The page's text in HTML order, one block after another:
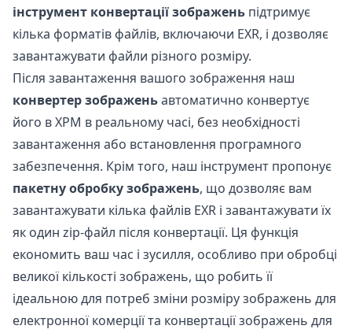
інструмент конвертації зображень підтримує
кілька форматів файлів, включаючи EXR, і дозволяє
завантажувати файли різного розміру.
Після завантаження вашого зображення наш
конвертер зображеньавтоматично конвертує
його в XPM в реальному часі, без необхідності
завантаження або встановлення програмного
забезпечення. Крім того, наш інструмент пропонує
пакетну обробку зображень, що дозволяє вам
завантажувати кілька файлів EXR і завантажувати їх
як один zip-файл після конвертації. Ця функція
економить ваш час і зусилля, особливо при обробці
великої кількості зображень, що робить її
ідеальною для потреб зміни розміру зображень для
електронної комерції та конвертації зображень для